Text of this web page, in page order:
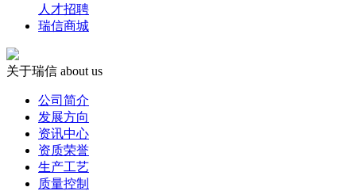
人才招聘
瑞信商城
关于瑞信 about us
公司简介
发展方向
资讯中心
资质荣誉
生产工艺
质量控制